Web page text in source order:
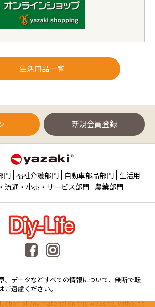
生活用品一覧
新規会員登録
門 福祉介護部門 自動車部品部門 生活用
流通・小売・サービス部門 農業部門
、データなどすべての情報について、無断で転
遠慮ください。
of any material on this website, without t